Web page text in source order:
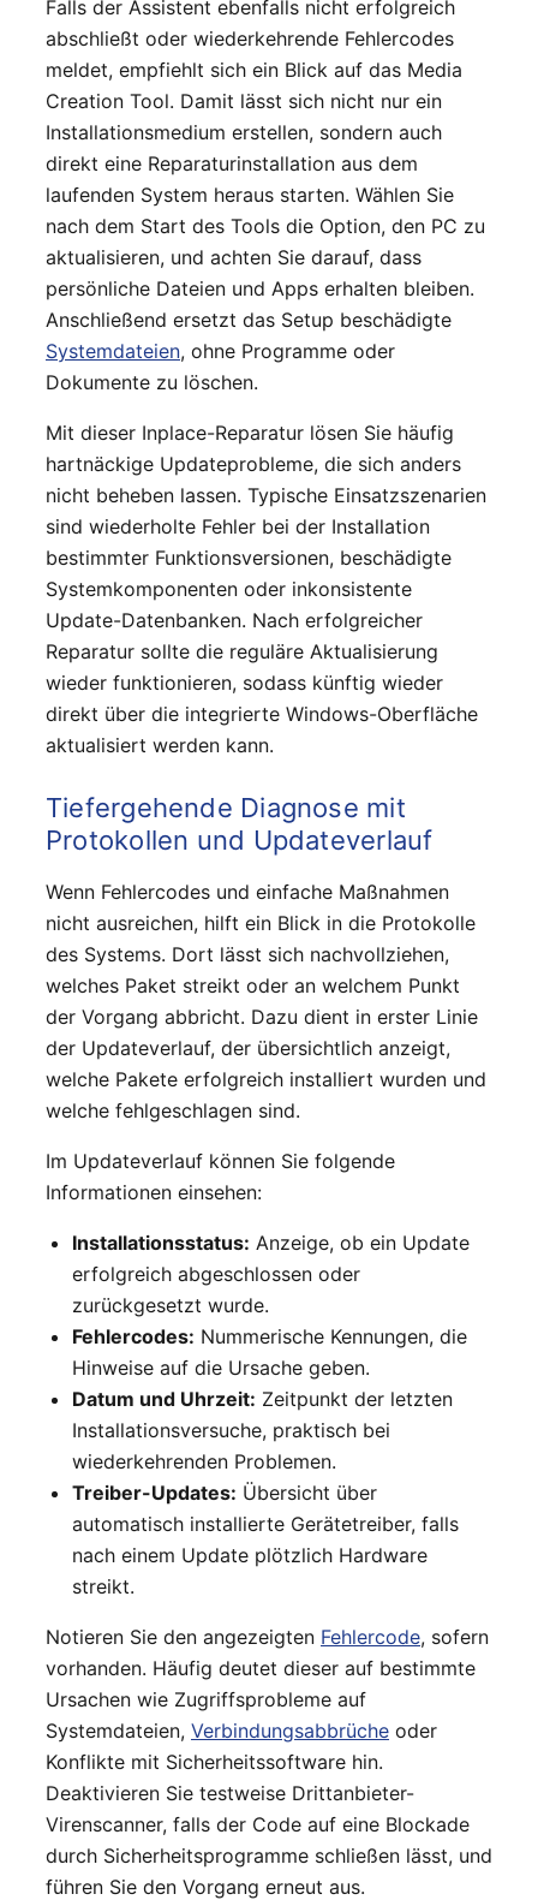
Falls der Assistent ebenfalls nicht erfolgreich
abschließt oder wiederkehrende Fehlercodes
meldet, empfiehlt sich ein Blick auf das Media
Creation Tool. Damit lässt sich nicht nur ein
Installationsmedium erstellen, sondern auch
direkt eine Reparaturinstallation aus dem
laufenden System heraus starten. Wählen Sie
nach dem Start des Tools die Option, den PC zu
aktualisieren, und achten Sie darauf, dass
persönliche Dateien und Apps erhalten bleiben.
Anschließend ersetzt das Setup beschädigte
Systemdateien, ohne Programme oder
Dokumente zu löschen.
Mit dieser Inplace-Reparatur lösen Sie häufig
hartnäckige Updateprobleme, die sich anders
nicht beheben lassen. Typische Einsatzszenarien
sind wiederholte Fehler bei der Installation
bestimmter Funktionsversionen, beschädigte
Systemkomponenten oder inkonsistente
Update-Datenbanken. Nach erfolgreicher
Reparatur sollte die reguläre Aktualisierung
wieder funktionieren, sodass künftig wieder
direkt über die integrierte Windows-Oberfläche
aktualisiert werden kann.
Tiefergehende Diagnose mit
Protokollen und Updateverlauf
Wenn Fehlercodes und einfache Maßnahmen
nicht ausreichen, hilft ein Blick in die Protokolle
des Systems. Dort lässt sich nachvollziehen,
welches Paket streikt oder an welchem Punkt
der Vorgang abbricht. Dazu dient in erster Linie
der Updateverlauf, der übersichtlich anzeigt,
welche Pakete erfolgreich installiert wurden und
welche fehlgeschlagen sind.
Im Updateverlauf können Sie folgende
Informationen einsehen:
Installationsstatus: Anzeige, ob ein Update
erfolgreich abgeschlossen oder
zurückgesetzt wurde.
Fehlercodes: Nummerische Kennungen, die
Hinweise auf die Ursache geben.
Datum und Uhrzeit: Zeitpunkt der letzten
Installationsversuche, praktisch bei
wiederkehrenden Problemen.
Treiber-Updates: Übersicht über
automatisch installierte Gerätetreiber, falls
nach einem Update plötzlich Hardware
streikt.
Notieren Sie den angezeigten Fehlercode, sofern
vorhanden. Häufig deutet dieser auf bestimmte
Ursachen wie Zugriffsprobleme auf
Systemdateien, Verbindungsabbrüche oder
Konflikte mit Sicherheitssoftware hin.
Deaktivieren Sie testweise Drittanbieter-
Virenscanner, falls der Code auf eine Blockade
durch Sicherheitsprogramme schließen lässt, und
führen Sie den Vorgang erneut aus.